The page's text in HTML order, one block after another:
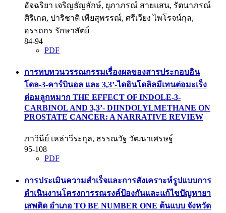
อัจฉริยา เจริญธัญลักษ์, ยุภาภรณ์ สายแสน, รัตนาภรณ์
ศิริเกต, ปาริชาติ เพียสุพรรณ์, ศรีเวียง ไพโรจน์กุล,
อรรถกร รักษาสัตย์
84-94
PDF
การทบทวนวรรณกรรมเรื่องผลของสารประกอบอิน
โดล-3-คาร์บินอล และ 3,3’-ไดอินโดลิลมีเทนต่อมะเร็ง
ต่อมลูกหมาก THE EFFECT OF INDOLE-3-
CARBINOL AND 3,3’- DIINDOLYLMETHANE ON
PROSTATE CANCER: A NARRATIVE REVIEW
ภาวินีย์ เหล่าวีระกุล, ธรรณวัฐ วัฒนาเศรษฐ์
95-108
PDF
การประเมินความสำเร็จและการสังเคราะห์รูปแบบการ
ดำเนินงานโครงการรณรงค์ป้องกันและแก้ไขปัญหายา
เสพติด อำเภอ TO BE NUMBER ONE ต้นแบบ จังหวัด